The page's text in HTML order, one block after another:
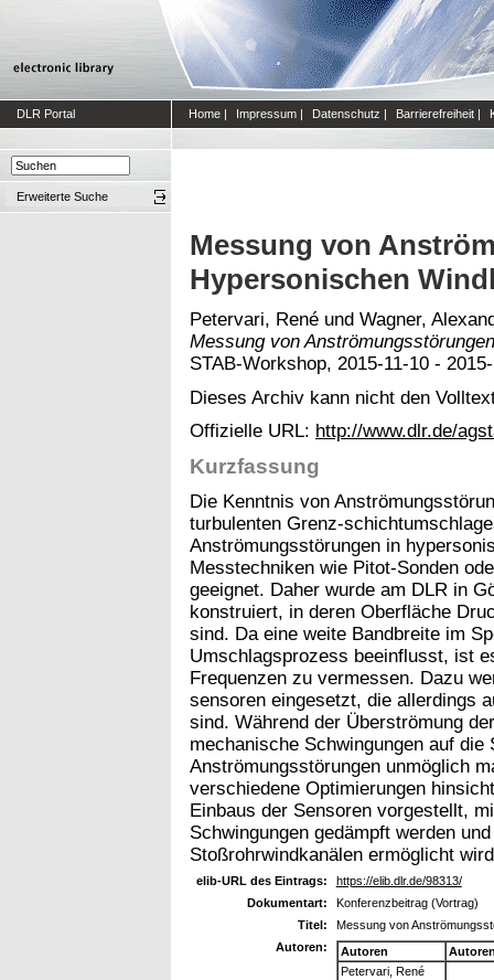
DLR Portal Home | Impressum | Datenschutz | Barrierefreiheit |
Erweiterte Suche
Messung von
Hypersonischen
Petervari, René und Wagner,
Messung von
STAB-Workshop, 2015-11-10 -
Dieses Archiv kann nicht den
Offizielle URL: http://www.dlr.de/
Kurzfassung
Die Kenntnis von
turbulenten Grenz-
Anströmungsstörungen in
Messtechniken wie Pitot-Sonden
geeignet. Daher wurde am DLR in
konstruiert, in deren Oberfläche
sind. Da eine weite Bandbreite im
Umschlagsprozess beeinflusst, ist
Frequenzen zu vermessen. Dazu
sensoren eingesetzt, die allerdings
sind. Während der Überströmung
mechanische Schwingungen auf
Anströmungsstörungen unmöglich
verschiedene Optimierungen
Einbaus der Sensoren vorgestellt,
Schwingungen gedämpft werden
Stoßrohrwindkanälen ermöglicht
elib-URL des Eintrags:
https://elib.dlr.de/98313/
Dokumentart:
Konferenzbeitrag (Vortrag)
Titel:
Messung von
Autoren:
Autoren
Petervari, René